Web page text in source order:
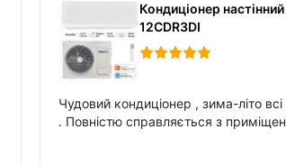
Кондиціонер
12CDR3DI
Чудовий кондиціонер , зима-літо
. Повністю справляється з